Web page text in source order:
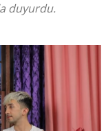
duyurdu.